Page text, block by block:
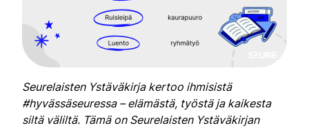
Seurelaisten Ystäväkirja kertoo ihmisistä
#hyvässäseuressa – elämästä, työstä ja kaikesta
siltä väliltä. Tämä on Seurelaisten Ystäväkirjan